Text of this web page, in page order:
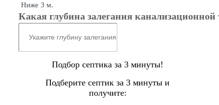
Ниже 3 м.
Какая глубина залегания канализационной
Подбор септика за 3 минуты!
Подберите септик за 3 минуты и
получите: